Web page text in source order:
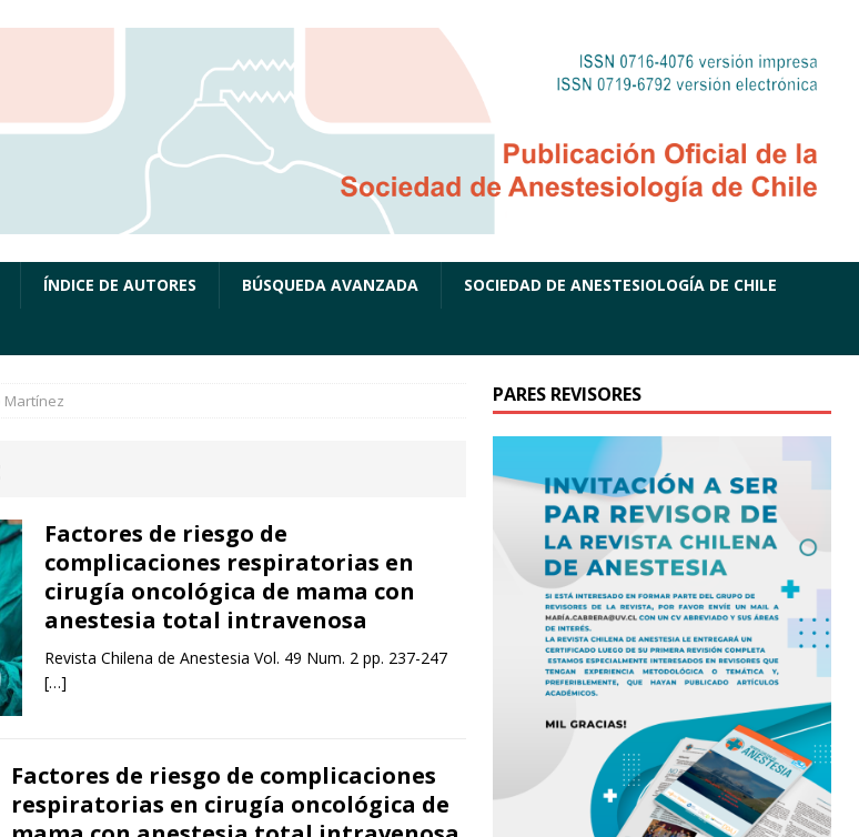
ÍNDICE DE AUTORES BÚSQUEDA AVANZADA SOCIEDAD DE ANESTESIOLOGÍA DE CHILE
Martínez
Factores de riesgo de
complicaciones respiratorias en
cirugía oncológica de mama con
anestesia total intravenosa
Revista Chilena de Anestesia Vol. 49 Num. 2 pp. 237-247
[…]
Factores de riesgo de complicaciones
respiratorias en cirugía oncológica de
PARES REVISORES